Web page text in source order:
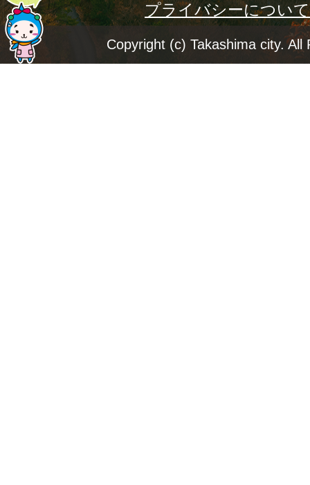
ー
ジ
プライバシーについて
Copyright (c) Takashima city. All